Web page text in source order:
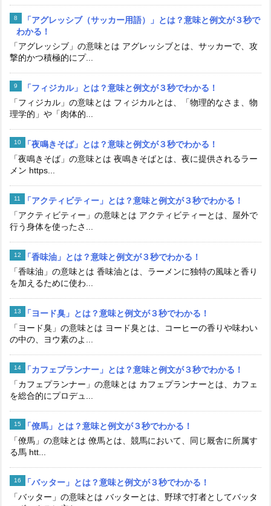
「アグレッシブ（サッカー用語）」とは？意味と例文が３秒で
わかる！
「アグレッシブ」の意味とは アグレッシブとは、サッカーで、攻
撃的かつ積極的にプ...
「フィジカル」とは？意味と例文が３秒でわかる！
「フィジカル」の意味とは フィジカルとは、「物理的なさま、物
理学的」や「肉体的...
「夜鳴きそば」とは？意味と例文が３秒でわかる！
「夜鳴きそば」の意味とは 夜鳴きそばとは、夜に提供されるラー
メン https...
「アクティビティー」とは？意味と例文が３秒でわかる！
「アクティビティー」の意味とは アクティビティーとは、屋外で
行う身体を使ったさ...
「香味油」とは？意味と例文が３秒でわかる！
「香味油」の意味とは 香味油とは、ラーメンに独特の風味と香り
を加えるために使わ...
「ヨード臭」とは？意味と例文が３秒でわかる！
「ヨード臭」の意味とは ヨード臭とは、コーヒーの香りや味わい
の中の、ヨウ素のよ...
「カフェプランナー」とは？意味と例文が３秒でわかる！
「カフェプランナー」の意味とは カフェプランナーとは、カフェ
を総合的にプロデュ...
「僚馬」とは？意味と例文が３秒でわかる！
「僚馬」の意味とは 僚馬とは、競馬において、同じ厩舎に所属す
る馬 htt...
「バッター」とは？意味と例文が３秒でわかる！
「バッター」の意味とは バッターとは、野球で打者としてバッタ